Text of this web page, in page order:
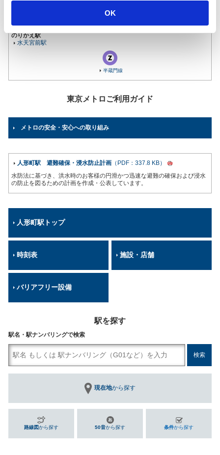
OK
のりかえ駅
水天宮前駅
半蔵門線
東京メトロご利用ガイド
メトロの安全・安心への取り組み
人形町駅 避難確保・浸水防止計画 （PDF：337.8 KB）
水防法に基づき、洪水時のお客様の円滑かつ迅速な避難の確保および浸水
の防止を図るための計画を作成・公表しています。
人形町駅トップ
時刻表 施設・店舗
バリアフリー設備
駅を探す
駅名・駅ナンバリングで検索
路線図から探す 50音から探す 条件から探す
現在地から探す